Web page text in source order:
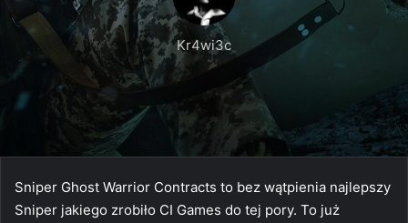
Kr4wi3c
Sniper Ghost Warrior Contracts to bez wątpienia najlepszy
Sniper jakiego zrobiło CI Games do tej pory. To już